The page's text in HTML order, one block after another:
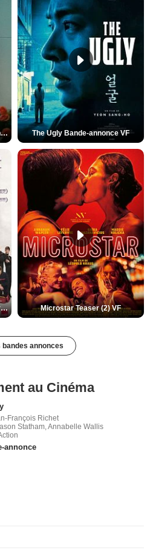
Des Fleurs pour Tokyo Bande-annonce VO STFR The Ugly Bande-annonce VF
De la Comédie-Française Teaser (3) VF Microstar Teaser (2) VF
bandes annonces
au Cinéma
François Richet
Statham, Annabelle Wallis
annonce